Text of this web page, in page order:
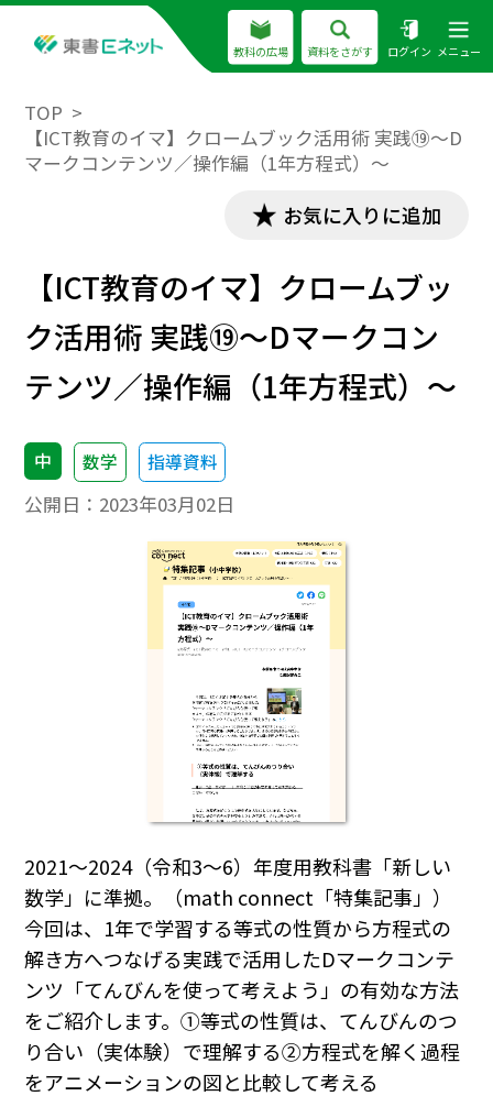
教科の広場 資料をさがす ログイン メニュー
TOP
【ICT教育のイマ】クロームブック活用術 実践⑲～D
マークコンテンツ／操作編（1年方程式）～
お気に入りに追加
【ICT教育のイマ】クロームブッ
ク活用術 実践⑲～Dマークコン
テンツ／操作編（1年方程式）～
中 数学 指導資料
公開日： 2023年03月02日
2021～2024（令和3～6）年度用教科書「新しい
数学」に準拠。（math connect「特集記事」）
今回は、1年で学習する等式の性質から方程式の
解き方へつなげる実践で活用したDマークコンテ
ンツ「てんびんを使って考えよう」の有効な方法
をご紹介します。①等式の性質は、てんびんのつ
り合い（実体験）で理解する②方程式を解く過程
をアニメーションの図と比較して考える